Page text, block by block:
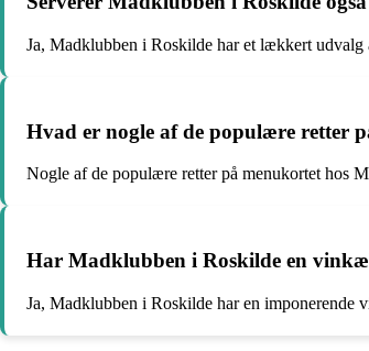
Ja, Madklubben i Roskilde har et lækkert udvalg
Hvad er nogle af de populære retter
Nogle af de populære retter på menukortet hos
Har Madklubben i Roskilde en
Ja, Madklubben i Roskilde har en imponerende